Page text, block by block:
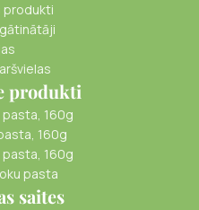
produkti
produkti
pasta, 160g
160g
160g
pasta
saites